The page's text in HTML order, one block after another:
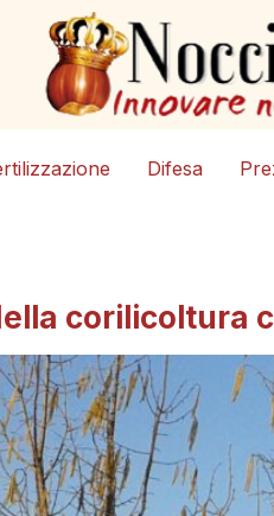
Difesa
corilicoltura